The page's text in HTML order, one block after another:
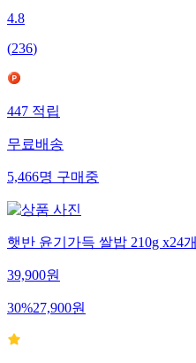
4.8
(236)
447 적립
무료배송
5,466명 구매중
햇반 윤기가득 쌀밥 210g x24개
39,900원
30%27,900원